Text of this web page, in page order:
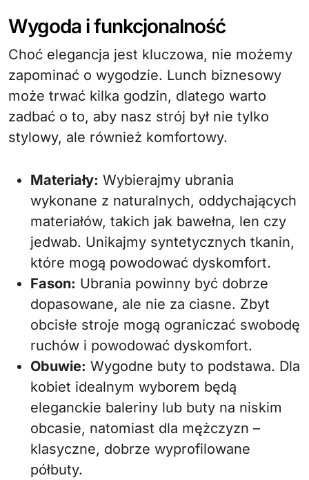
Wygoda i funkcjonalność
Choć elegancja jest kluczowa, nie możemy
zapominać o wygodzie. Lunch biznesowy
może trwać kilka godzin, dlatego warto
zadbać o to, aby nasz strój był nie tylko
stylowy, ale również komfortowy.
Materiały: Wybierajmy ubrania
wykonane z naturalnych, oddychających
materiałów, takich jak bawełna, len czy
jedwab. Unikajmy syntetycznych tkanin,
które mogą powodować dyskomfort.
Fason: Ubrania powinny być dobrze
dopasowane, ale nie za ciasne. Zbyt
obcisłe stroje mogą ograniczać swobodę
ruchów i powodować dyskomfort.
Obuwie: Wygodne buty to podstawa. Dla
kobiet idealnym wyborem będą
eleganckie baleriny lub buty na niskim
obcasie, natomiast dla mężczyzn –
klasyczne, dobrze wyprofilowane
półbuty.